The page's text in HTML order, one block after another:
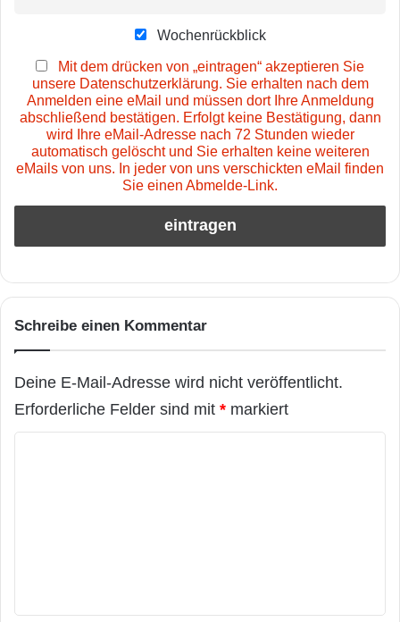
Wochenrückblick
Mit dem drücken von „eintragen“ akzeptieren Sie
unsere Datenschutzerklärung. Sie erhalten nach dem
Anmelden eine eMail und müssen dort Ihre Anmeldung
abschließend bestätigen. Erfolgt keine Bestätigung, dann
wird Ihre eMail-Adresse nach 72 Stunden wieder
automatisch gelöscht und Sie erhalten keine weiteren
eMails von uns. In jeder von uns verschickten eMail finden
Sie einen Abmelde-Link.
Schreibe einen Kommentar
Deine E-Mail-Adresse wird nicht veröffentlicht.
Erforderliche Felder sind mit * markiert